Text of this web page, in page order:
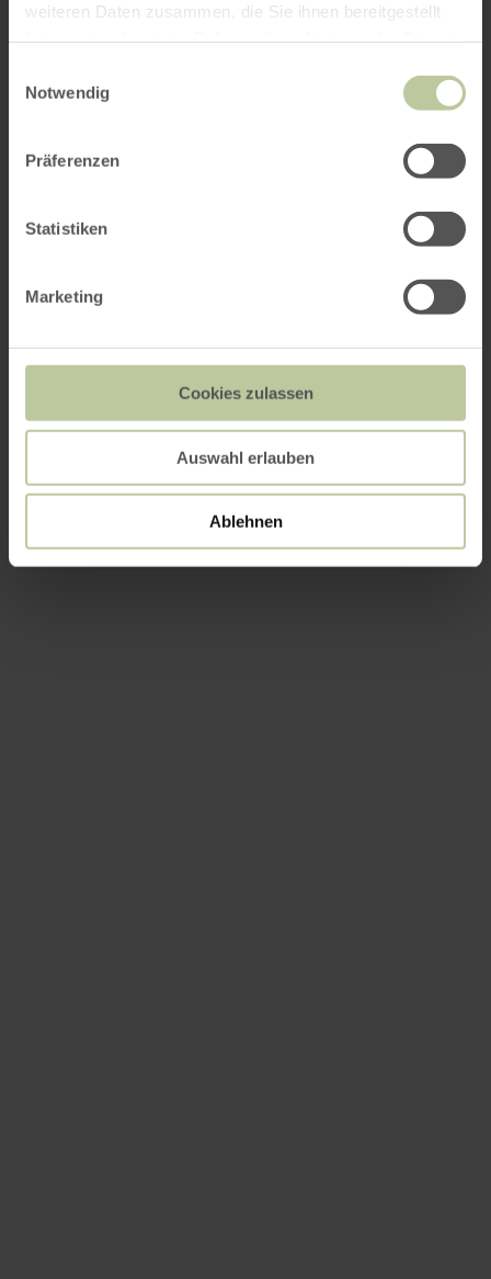
weiteren Daten zusammen, die Sie ihnen bereitgestellt
Notwendig
Präferenzen
Statistiken
Marketing
Cookies zulassen
Auswahl erlauben
Ablehnen